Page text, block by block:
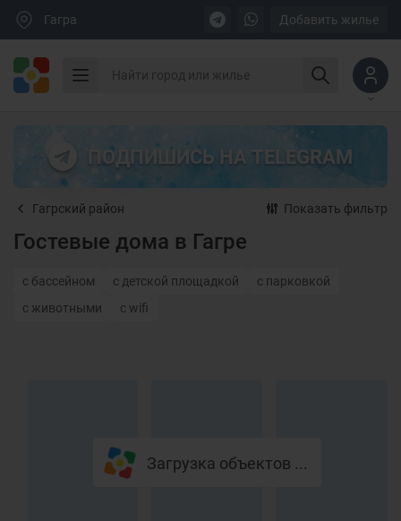
Гагра Добавить жилье
ПОДПИШИСЬ НА TELEGRAM
Гагрский район Показать фильтр
Гостевые дома в Гагре
с бассейном с детской площадкой
с парковкой
с животными
с wifi
Загрузка объектов ...